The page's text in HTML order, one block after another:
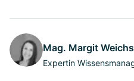
Mag. Margit
Expertin